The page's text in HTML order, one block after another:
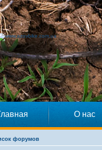
О нас
форумов